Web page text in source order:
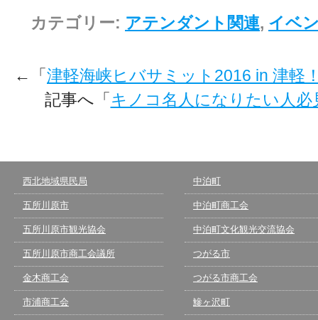
カテゴリー: アテンダント関連, イベ
←「津軽海峡ヒバサミット2016 in 津軽
記事へ「キノコ名人になりたい人必
西北地域県民局
五所川原市
五所川原市観光協会
五所川原市商工会議所
金木商工会
市浦商工会
中泊町
中泊町商工会
中泊町文化観光交流協会
つがる市
つがる市商工会
鰺ヶ沢町